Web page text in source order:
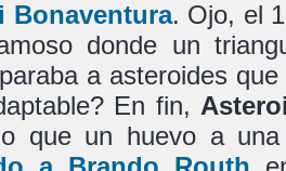
Bonaventura. Ojo, el
donde un
a asteroides
En fin,
que un huevo a